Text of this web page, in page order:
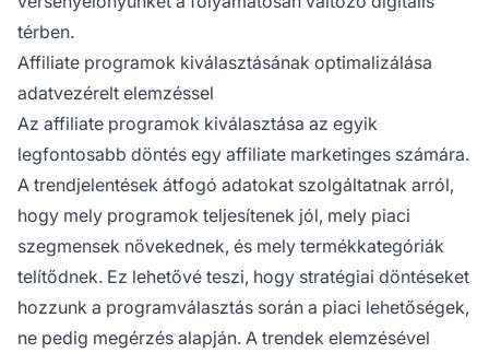
térben.
Affiliate programok kiválasztásának optimalizálása
adatvezérelt elemzéssel
Az affiliate programok kiválasztása az egyik
legfontosabb döntés egy affiliate marketinges számára.
A trendjelentések átfogó adatokat szolgáltatnak arról,
hogy mely programok teljesítenek jól, mely piaci
szegmensek növekednek, és mely termékkategóriák
telítődnek. Ez lehetővé teszi, hogy stratégiai döntéseket
hozzunk a programválasztás során a piaci lehetőségek,
ne pedig megérzés alapján. A trendek elemzésével